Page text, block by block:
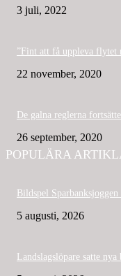
3 juli, 2022
”Fint att få uppleva flytet
22 november, 2020
De galna reglerna
26 september, 2020
POPULÄRA
Bildspel
5 augusti, 2026
Landslagslöpare satte